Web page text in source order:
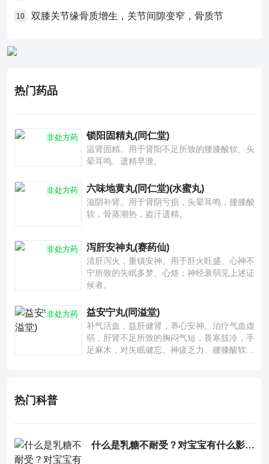
10 双膝关节缘骨质增生，关节间隙变窄，骨质节
热门药品
非处方药 锁阳固精丸(同仁堂)
温肾固精。用于肾阳不足所致的腰膝酸软、头
晕耳鸣、遗精早泄。
非处方药 六味地黄丸(同仁堂)(水蜜丸)
滋阴补肾。用于肾阴亏损，头晕耳鸣，腰膝酸
软，骨蒸潮热，盗汗遗精。
非处方药 泻肝安神丸(赛药仙)
清肝泻火，重镇安神。用于肝火旺盛、心神不
宁所致的失眠多梦、心烦；神经衰弱见上述证
候者。
非处方药 益安宁丸(同溢堂)
补气活血，益肝健肾，养心安神。治疗气血虚
弱，肝肾不足所致的胸闷气短，畏寒肢冷，手
足麻木，对失眠健忘、神疲乏力、腰膝酸软也
热门科普
什么是乳糖不耐受？对宝宝有什么影响？